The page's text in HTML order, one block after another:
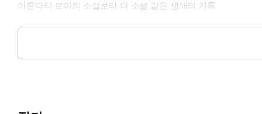
아룬다티 로이의 소설보다 더 소설 같은 생애의 기록
후 파이낸셜 타임스, 가디언, 『뉴요커』 『타임스 리터러리
미도서 비평가협회상(NBCC) 회고록 부문을 수상하며 작품성